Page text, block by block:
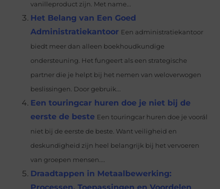
vanilleproduct zijn. Met name...
Het Belang van Een Goed
Administratiekantoor Een administratiekantoor
biedt meer dan alleen boekhoudkundige
ondersteuning. Het fungeert als een strategische
partner die je helpt bij het nemen van weloverwogen
beslissingen. Door gebruik...
Een touringcar huren doe je niet bij de
eerste de beste Een touringcar huren doe je voorál
niet bij de eerste de beste. Want veiligheid en
deskundigheid zijn heel belangrijk bij het vervoeren
van groepen mensen....
Draadtappen in Metaalbewerking: